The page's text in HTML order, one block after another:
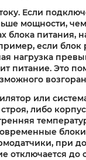
. Если
мощности,
блока питания,
если блок
нагрузка
питание. Это
или
либо
при
отключается до